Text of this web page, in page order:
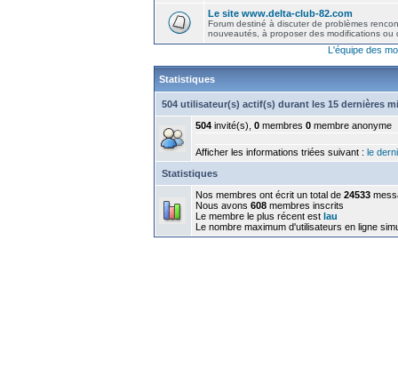
Le site www.delta-club-82.com
Forum destiné à discuter de problèmes
nouveautés, à proposer des modifications ou
L'équipe des
Statistiques
504 utilisateur(s) actif(s) durant les 15 dernières
504 invité(s), 0 membres 0 membre anonyme
Afficher les informations triées suivant : le
Statistiques
Nos membres ont écrit un total de 24533
Nous avons 608 membres inscrits
Le membre le plus récent est lau
Le nombre maximum d'utilisateurs en ligne